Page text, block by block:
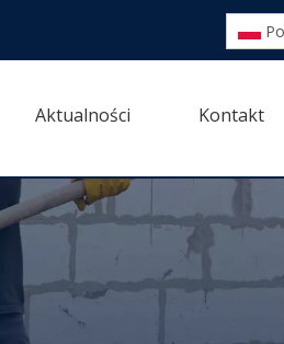
Aktualności Kontakt